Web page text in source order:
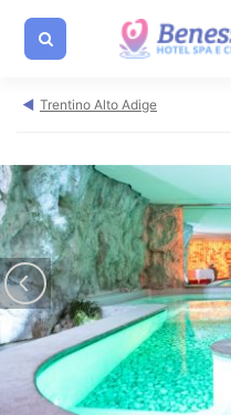
Trentino Alto Adige